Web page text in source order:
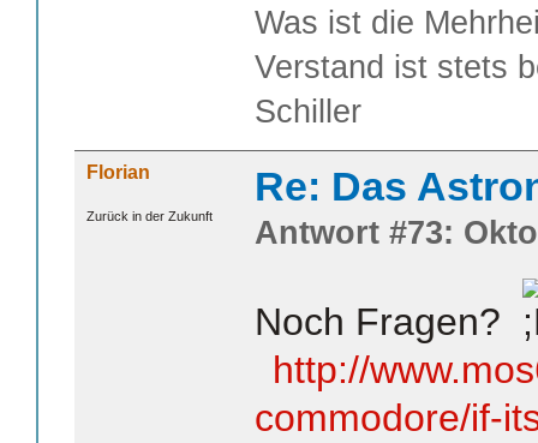
Was ist die
Verstand ist stets
Schiller
Florian
Zurück in der Zukunft
Re: Das
Antwort #73:
Noch Fragen?
http://
commodore/if-